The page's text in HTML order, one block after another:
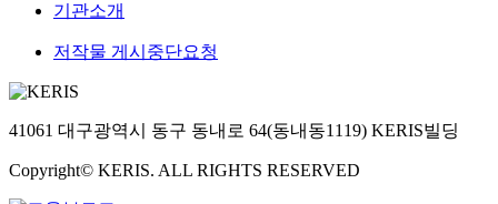
기관소개
저작물 게시중단요청
41061 대구광역시 동구 동내로 64(동내동1119) KERIS빌딩
Copyright© KERIS. ALL RIGHTS RESERVED